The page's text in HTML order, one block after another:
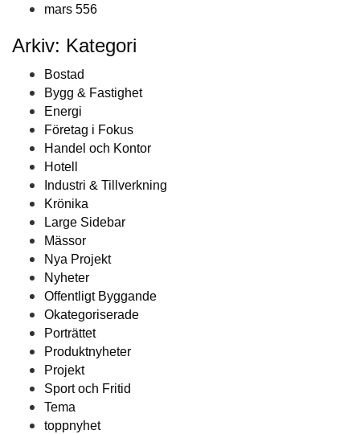
mars 556
Arkiv: Kategori
Bostad
Bygg & Fastighet
Energi
Företag i Fokus
Handel och Kontor
Hotell
Industri & Tillverkning
Krönika
Large Sidebar
Mässor
Nya Projekt
Nyheter
Offentligt Byggande
Okategoriserade
Porträttet
Produktnyheter
Projekt
Sport och Fritid
Tema
toppnyhet